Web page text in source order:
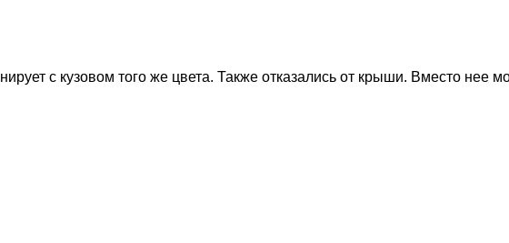
с кузовом того же цвета. Также отказались от крыши. Вместо нее